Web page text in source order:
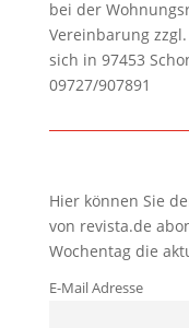
bei der
Vereinbarung
sich in 97453
09727/907891
Hier können Sie
von revista.de
Wochentag die
E-Mail Adresse